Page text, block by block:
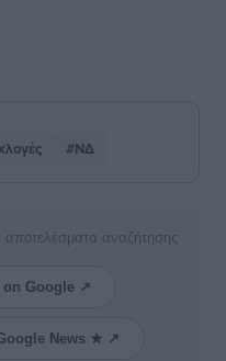
#ΝΔ
αποτελέσματα αναζήτησης
on Google ↗
News ★ ↗